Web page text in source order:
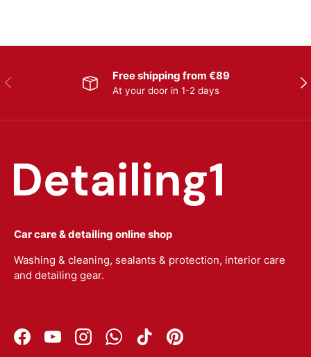
Previous Free shipping from €89
At your door in 1-2 days
Car care & detailing online shop
Washing & cleaning, sealants & protection, interior care
and detailing gear.
FacebookYouTubeInstagramWhatsAppTikTokPinterest